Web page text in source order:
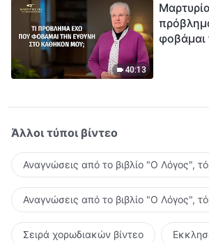
40:13
φοβάμαι
Άλλοι τύποι βίντεο
Αναγνώσεις από το βιβλίο "Ο Λόγος",
Αναγνώσεις από το βιβλίο "Ο Λόγος",
Σειρά χορωδιακών βίντεο